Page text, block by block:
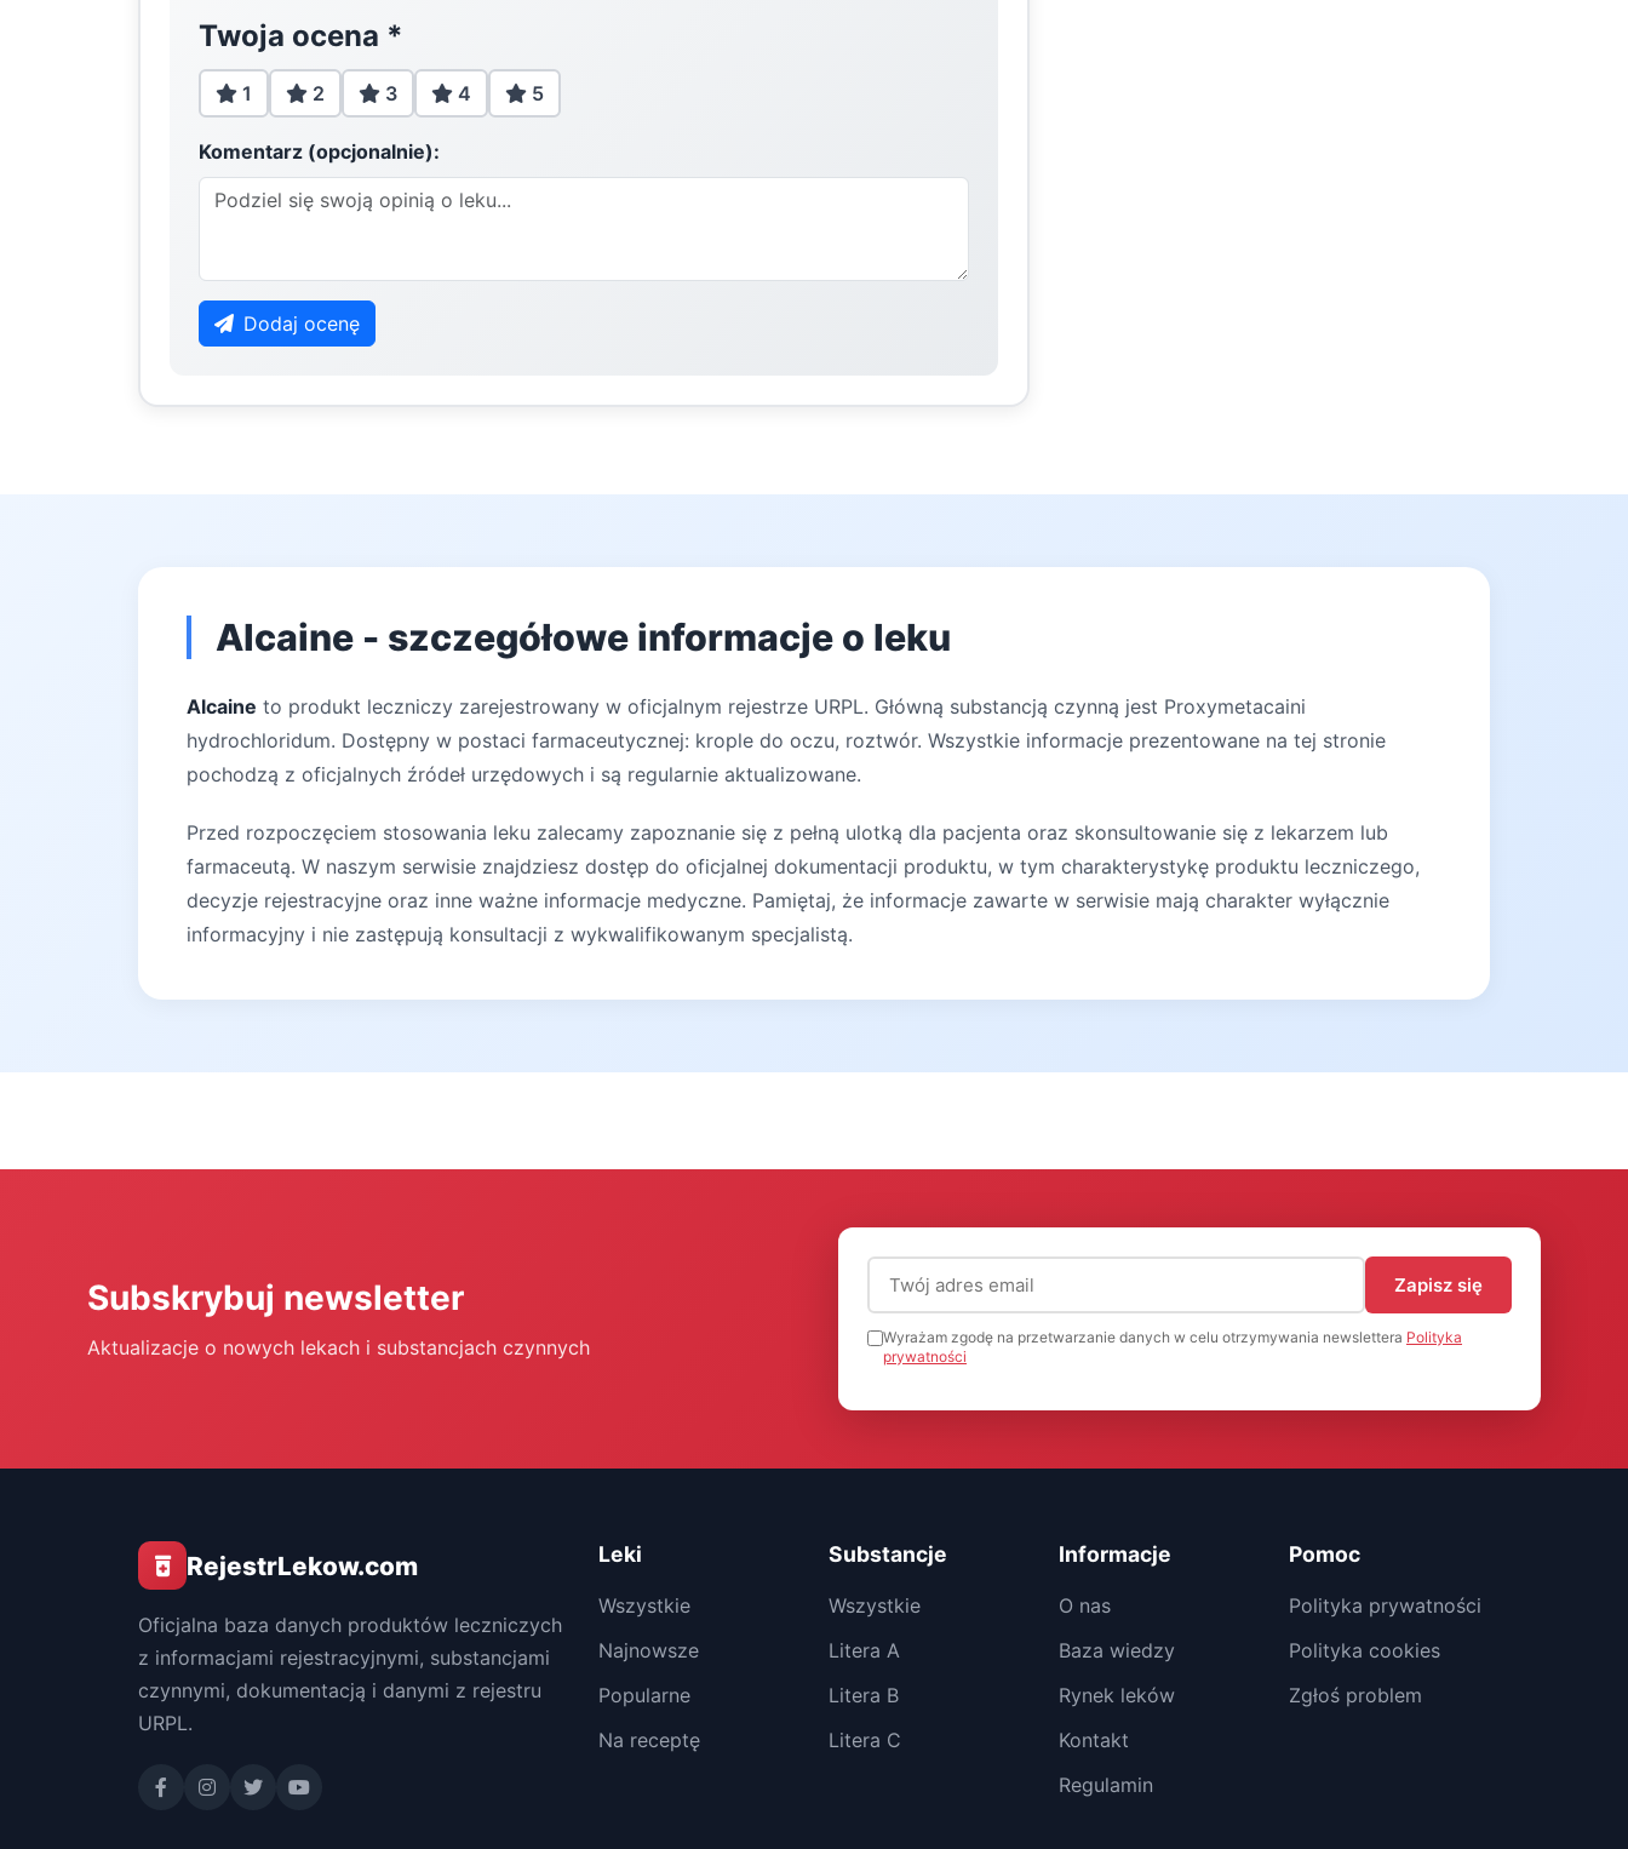
Twoja ocena *
1 2 3 4 5
Komentarz (opcjonalnie):
Dodaj ocenę
Alcaine - szczegółowe informacje o leku
Alcaine to produkt leczniczy zarejestrowany w oficjalnym rejestrze URPL. Główną substancją czynną jest Proxymetacaini
hydrochloridum. Dostępny w postaci farmaceutycznej: krople do oczu, roztwór. Wszystkie informacje prezentowane na tej stronie
pochodzą z oficjalnych źródeł urzędowych i są regularnie aktualizowane.
Przed rozpoczęciem stosowania leku zalecamy zapoznanie się z pełną ulotką dla pacjenta oraz skonsultowanie się z lekarzem lub
farmaceutą. W naszym serwisie znajdziesz dostęp do oficjalnej dokumentacji produktu, w tym charakterystykę produktu leczniczego,
decyzje rejestracyjne oraz inne ważne informacje medyczne. Pamiętaj, że informacje zawarte w serwisie mają charakter wyłącznie
informacyjny i nie zastępują konsultacji z wykwalifikowanym specjalistą.
Subskrybuj newsletter
Aktualizacje o nowych lekach i substancjach czynnych
Adres email (wymagany)
Zapisz się
Wyrażam zgodę na przetwarzanie danych w celu otrzymywania newslettera Polityka
prywatności
RejestrLekow.com
Oficjalna baza danych produktów leczniczych
z informacjami rejestracyjnymi, substancjami
czynnymi, dokumentacją i danymi z rejestru
URPL.
Leki
Wszystkie
Najnowsze
Popularne
Na receptę
Substancje
Wszystkie
Litera A
Litera B
Litera C
Informacje
O nas
Baza wiedzy
Rynek leków
Kontakt
Regulamin
Pomoc
Polityka prywatności
Polityka cookies
Zgłoś problem